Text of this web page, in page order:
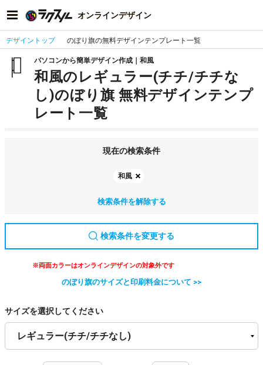
オンラインデザイン
デザイントップ のぼり旗の無料デザインテンプレート一覧
パソコンから簡単デザイン作成｜和風
和風のレギュラー(チチ/チチな
し)のぼり旗 無料デザインテンプ
レート一覧
現在の検索条件
和風
検索条件を解除する
検索条件を変更する
※両面カラーはオンラインデザインの対象外です
のぼり旗のサイズと印刷料金について >>
サイズを選択してください